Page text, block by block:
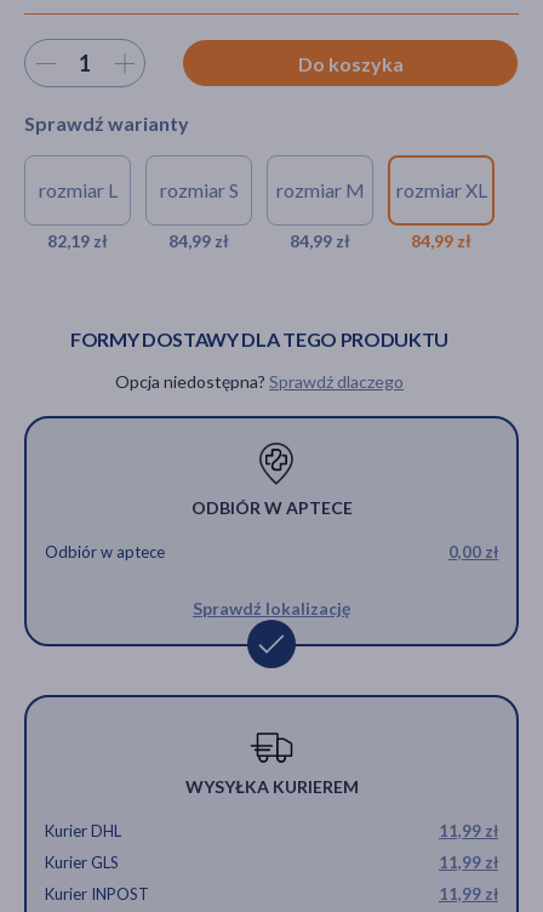
Hit
Wybierz ilość Do koszyka
Sprawdź warianty
rozmiar L
82,19 zł
Masmi, majtki menstruacyjne,
rozmiar L, 102-110 cm, 1 szt.
rozmiar S
84,99 zł
Masmi, majtki
menstruacyjne,
84,99 zł
rozmiar M
84,99 zł
Masmi, majtki
menstruacyjne,
84,99 zł
rozmiar XL
84,99 zł
Masmi, majtki
FORMY DOSTAWY DLA TEGO PRODUKTU
Opcja niedostępna? Sprawdź dlaczego
ODBIÓR W APTECE
Odbiór w aptece 0,00 zł
Sprawdź lokalizację
WYSYŁKA KURIEREM
Kurier DHL
11,99 zł
Kurier GLS
11,99 zł
Kurier INPOST
11,99 zł